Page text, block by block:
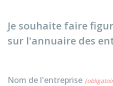
Je souhaite faire
sur l'annuaire des
Nom de l'entreprise